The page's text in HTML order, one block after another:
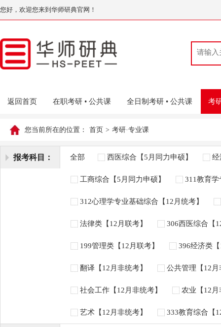
您好，欢迎您来到华师研典官网！
返回首页 在职考研 • 公共课 全日制考研 • 公共课 考
您当前所在的位置： 首页 > 考研·专业课
报考科目： 全部 西医综合【5月同力申硕】 经
工商综合【5月同力申硕】 311教育
312心理学专业基础综合【12月统考】
法律类【12月联考】 306西医综合【
199管理类【12月联考】 396经济类
翻译【12月非统考】 公共管理【12月
社会工作【12月非统考】 农业【12月
艺术【12月非统考】 333教育综合【